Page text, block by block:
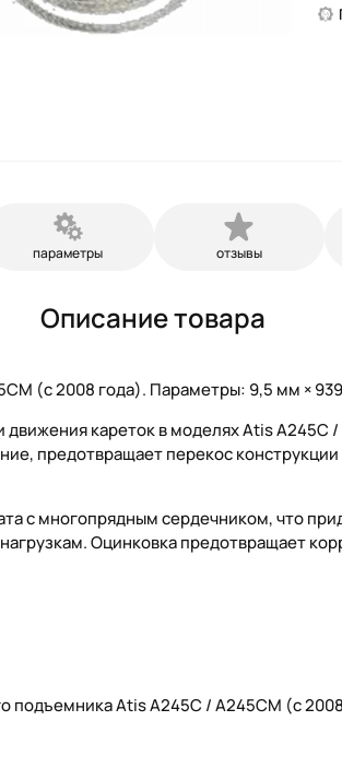
параметры отзывы
Описание товара
(с 2008 года). Параметры: 9,5 мм ×
кареток в моделях Atis A245C
предотвращает перекос
с многопрядным сердечником, что
Оцинковка предотвращает
подъемника Atis A245C / A245CM (с